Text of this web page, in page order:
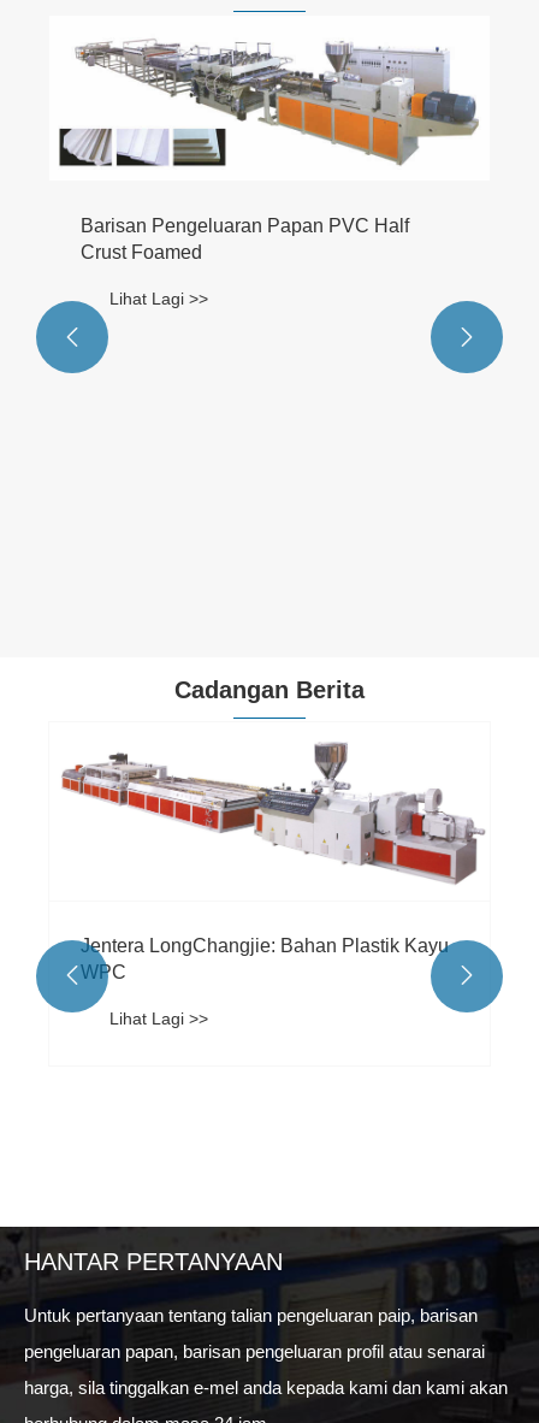
Barisan Pengeluaran Papan PVC Half
Crust Foamed
Lihat Lagi >>


Cadangan Berita
Jentera LongChangjie: Bahan Plastik Kayu
WPC
Lihat Lagi >>
 
HANTAR PERTANYAAN
Untuk pertanyaan tentang talian pengeluaran paip, barisan
pengeluaran papan, barisan pengeluaran profil atau senarai
harga, sila tinggalkan e-mel anda kepada kami dan kami akan